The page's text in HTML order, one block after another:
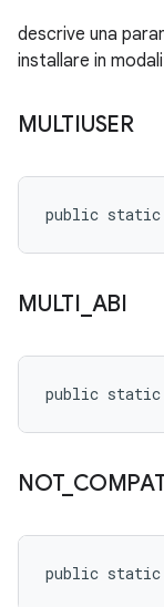
descrive una
installare in
MULTIUSER
public
MULTI ABI
public
NOT_
public